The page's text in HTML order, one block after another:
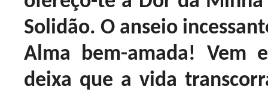
Solidão. O anseio
Alma bem-amada! Vem
deixa que a vida